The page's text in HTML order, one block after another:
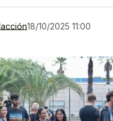
18/10/2025 11:00